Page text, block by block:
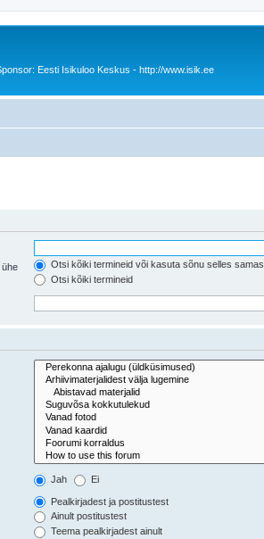
Eesti Isikuloo Keskus - http://www.isik.ee
Otsi kõiki termineid või kasuta sõnu selles
Otsi kõiki termineid
Jah Ei
Pealkirjadest ja postitustest
Ainult postitustest
Teema pealkirjadest ainult